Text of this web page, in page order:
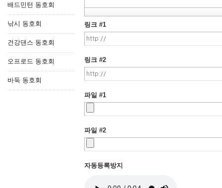
배드민턴 동호회
낚시 동호회
건강댄스 동호회
오프로드 동호회
바둑 동호회
링크 #1
링크 #2
파일 #1
파일 #2
자동등록방지